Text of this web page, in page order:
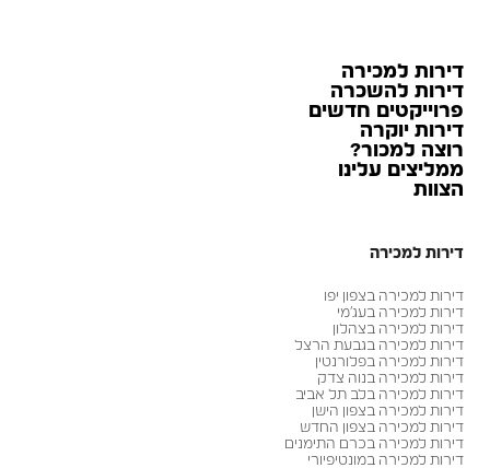
דירות למכירה
דירות להשכרה
פרוייקטים חדשים
דירות יוקרה
רוצה למכור?
ממליצים עלינו
הצוות
דירות למכירה
דירות למכירה בצפון יפו
דירות למכירה בעג׳מי
דירות למכירה בצהלון
דירות למכירה בגבעת הרצל
דירות למכירה בפלורנטין
דירות למכירה בנוה צדק
דירות למכירה בלב תל אביב
דירות למכירה בצפון הישן
דירות למכירה בצפון החדש
דירות למכירה בכרם התימנים
דירות למכירה במונטיפיורי